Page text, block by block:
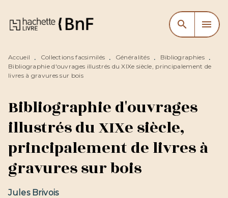
MENU RECHERCHE
CONTENU
search menu
Accueil • Collections facsimilés • Généralités • Bibliographies
•
Bibliographie d'ouvrages illustrés du XIXe siècle, principalement de
livres à gravures sur bois
Bibliographie d'ouvrages
illustrés du XIXe siècle,
principalement de livres à
gravures sur bois
Jules Brivois